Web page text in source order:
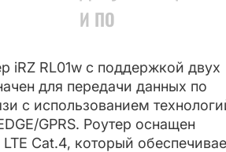
И ПО
iRZ RL01w с поддержкой двух
для передачи данных по
с использованием
GPRS. Роутер оснащен
Cat.4, который